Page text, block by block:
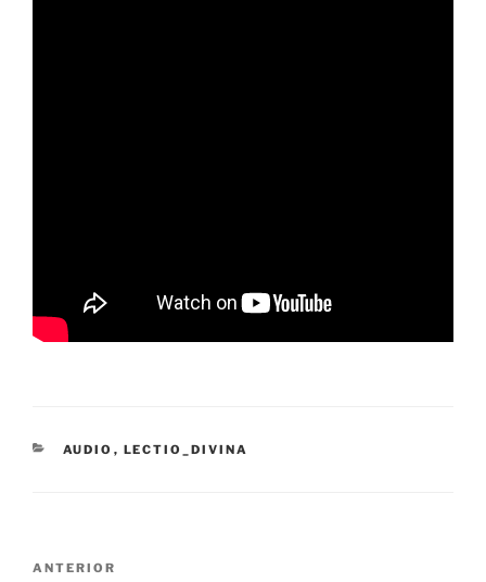
CATEGORÍAS
AUDIO , LECTIO_DIVINA
Navegación
Entrada
ANTERIOR